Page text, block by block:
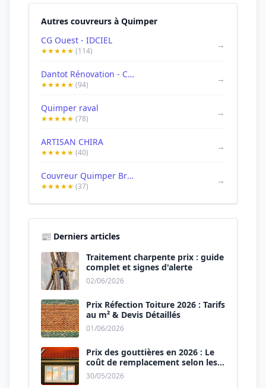
Autres couvreurs à Quimper
CG Ouest - IDCIEL
★★★★★ (114)
→
Dantot Rénovation - Couvreur Quimper
★★★★★ (94)
→
Quimper raval
★★★★★ (78)
→
ARTISAN CHIRA
★★★★★ (40)
→
Couvreur Quimper Bruno 29
★★★★★ (37)
→
📰 Derniers articles
Traitement charpente prix : guide
complet et signes d'alerte
02/06/2026
Prix Réfection Toiture 2026 : Tarifs
au m² & Devis Détaillés
01/06/2026
Prix des gouttières en 2026 : Le
coût de remplacement selon les
matériaux
30/05/2026